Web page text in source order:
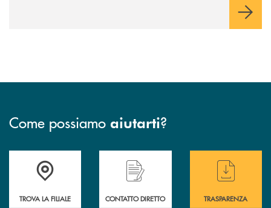
Come possiamo aiutarti?
Accedi all' elenco completo delle filiali
TROVA LA FILIALE
Hai bisogno di assistenza immediata ?
CONTATTO DIRETTO
Hai bisogno di
TRASPARENZA